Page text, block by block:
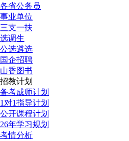
各省公务员
事业单位
三支一扶
选调生
公选遴选
国企招聘
山香图书
招教计划
备考成师计划
1对1指导计划
公开课程计划
26年学习规划
考情分析